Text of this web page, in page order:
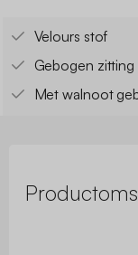
Velours stof
Gebogen
Met walnoot